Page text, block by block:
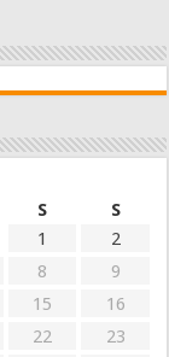
S
S
1
2
8
9
15
16
22
23